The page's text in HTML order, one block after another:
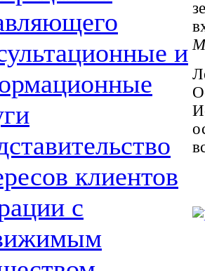
и
клиентов
с